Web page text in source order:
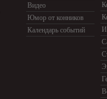
Видео
Юмор от конников
Календарь событий